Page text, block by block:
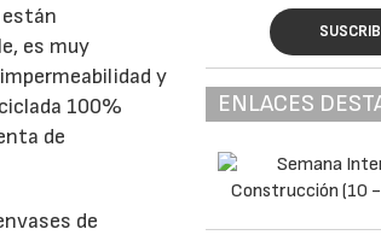
es muy
y
100%
de
de
ENLACES